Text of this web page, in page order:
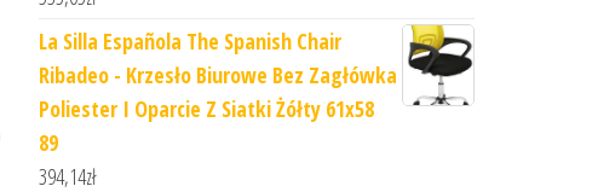
La Silla Española The Spanish Chair
Ribadeo - Krzesło Biurowe Bez Zagłówka
Poliester I Oparcie Z Siatki Żółty 61x58
89
394,14zł